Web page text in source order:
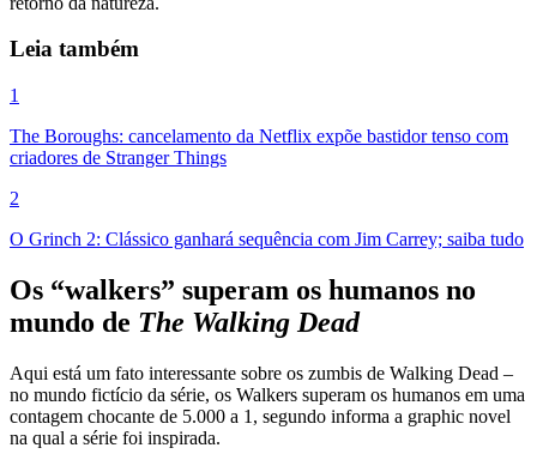
Leia também
1
The Boroughs: cancelamento da Netflix expõe bastidor tenso com
criadores de Stranger Things
2
O Grinch 2: Clássico ganhará sequência com Jim Carrey; saiba tudo
Os “walkers” superam os humanos no
mundo de The Walking Dead
Aqui está um fato interessante sobre os zumbis de Walking Dead –
no mundo fictício da série, os Walkers superam os humanos em uma
contagem chocante de 5.000 a 1, segundo informa a graphic novel
na qual a série foi inspirada.